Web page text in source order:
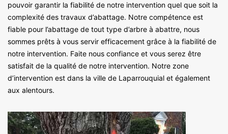
pouvoir garantir la fiabilité de notre intervention quel que soit la
complexité des travaux d’abattage. Notre compétence est
fiable pour l’abattage de tout type d’arbre à abattre, nous
sommes prêts à vous servir efficacement grâce à la fiabilité de
notre intervention. Faite nous confiance et vous serez être
satisfait de la qualité de notre intervention. Notre zone
d’intervention est dans la ville de Laparrouquial et également
aux alentours.